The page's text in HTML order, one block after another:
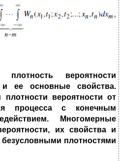
плотность вероятности
и ее основные свойства.
вероятности от
процесса с конечным
Многомерные
их свойства и
плотностями